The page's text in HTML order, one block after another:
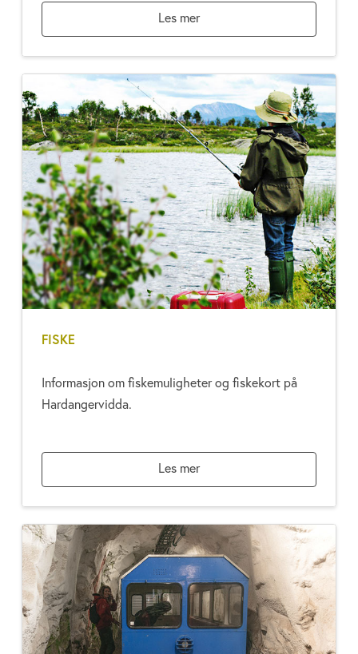
Les mer
FISKE
Informasjon om fiskemuligheter og fiskekort på
Hardangervidda.
Les mer